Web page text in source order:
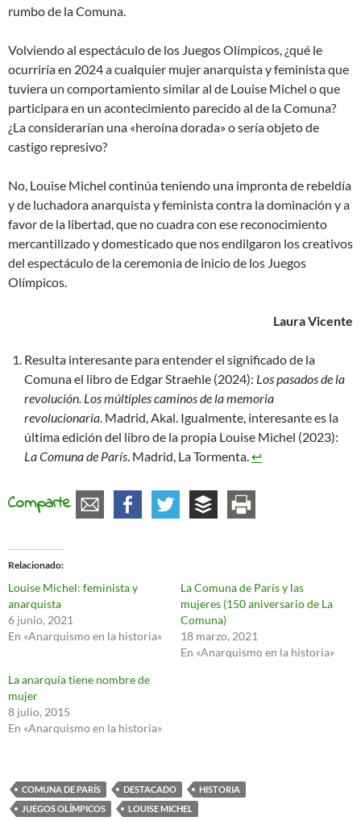
rumbo de la Comuna.
Volviendo al espectáculo de los Juegos Olímpicos, ¿qué le
ocurriría en 2024 a cualquier mujer anarquista y feminista que
tuviera un comportamiento similar al de Louise Michel o que
participara en un acontecimiento parecido al de la Comuna?
¿La considerarían una «heroína dorada» o sería objeto de
castigo represivo?
No, Louise Michel continúa teniendo una impronta de rebeldía
y de luchadora anarquista y feminista contra la dominación y a
favor de la libertad, que no cuadra con ese reconocimiento
mercantilizado y domesticado que nos endilgaron los creativos
del espectáculo de la ceremonia de inicio de los Juegos
Olímpicos.
Laura Vicente
Resulta interesante para entender el significado de la
Comuna el libro de Edgar Straehle (2024): Los pasados de la
revolución. Los múltiples caminos de la memoria
revolucionaria . Madrid, Akal. Igualmente, interesante es la
última edición del libro de la propia Louise Michel (2023):
La Comuna de París . Madrid, La Tormenta. ↩︎
Comparte
Relacionado
Louise Michel: feminista y
anarquista
6 junio, 2021
En «Anarquismo en la historia»
La Comuna de París y las
mujeres (150 aniversario de La
Comuna)
18 marzo, 2021
En «Anarquismo en la historia»
La anarquía tiene nombre de
mujer
8 julio, 2015
En «Anarquismo en la historia»
COMUNA DE PARÍS DESTACADO
HISTORIA
JUEGOS OLÍMPICOS
LOUISE MICHEL